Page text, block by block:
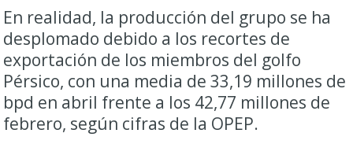
En realidad, la producción del grupo se ha
desplomado debido a los recortes de
exportación de los miembros del golfo
Pérsico, con una media de 33,19 millones de
bpd en ⁠abril frente a los 42,77 millones de
febrero, según cifras de la OPEP.